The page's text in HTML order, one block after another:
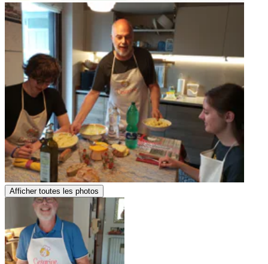
Afficher toutes les photos